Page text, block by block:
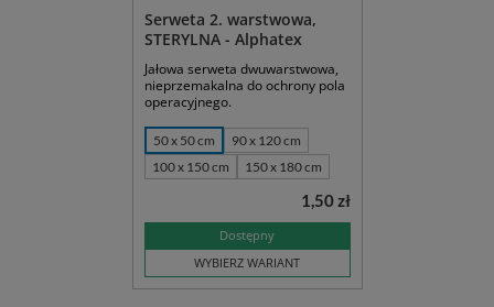
Serweta 2. warstwowa,
STERYLNA - Alphatex
Jałowa serweta dwuwarstwowa,
nieprzemakalna do ochrony pola
operacyjnego.
50 x 50 cm
90 x 120 cm
100 x 150 cm
150 x 180 cm
Dostępny
WYBIERZ WARIANT
1,50 zł